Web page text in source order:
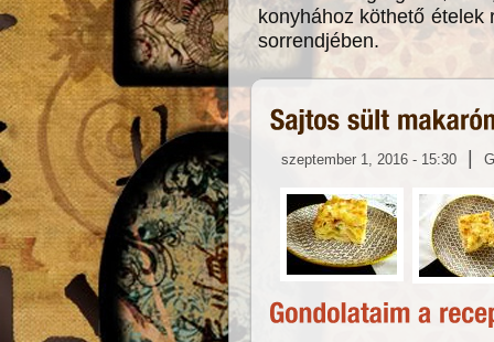
konyhához köthető ételek
sorrendjében.
szeptember 1, 2016 - 15:30 |